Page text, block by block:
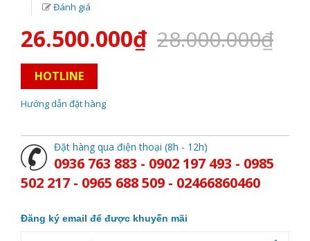
Đánh giá
26.500.000₫ 28.000.000₫
HOTLINE
Hướng dẫn đặt hàng
Đặt hàng qua điện thoại (8h - 12h)
0936 763 883 - 0902 197 493 - 0985
502 217 - 0965 688 509 - 02466860460
Đăng ký email để được khuyến mãi